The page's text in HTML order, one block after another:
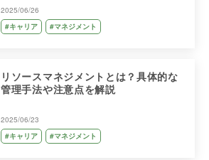
2025/06/26
#キャリア
#マネジメント
リソースマネジメントとは？具体的な
管理手法や注意点を解説
2025/06/23
#キャリア
#マネジメント